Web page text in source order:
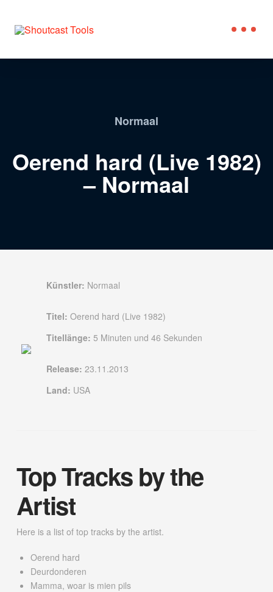
Normaal
Oerend hard (Live 1982)
– Normaal
Künstler: Normaal
Titel: Oerend hard (Live 1982)
Titellänge: 5 Minuten und 46 Sekunden
Release: 23.11.2013
Land: USA
Top Tracks by the
Artist
Here is a list of top tracks by the artist.
Oerend hard
Deurdonderen
Mamma, woar is mien pils